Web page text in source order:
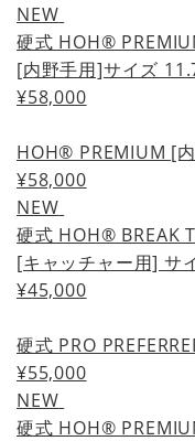
NEW
硬式 HOH®
[内野手用]サイズ
¥58,000
HOH® PREMIUM [
¥58,000
NEW
硬式 HOH® BREAK
[キャッチャー用] サ
¥45,000
硬式 PRO
¥55,000
NEW
硬式 HOH®